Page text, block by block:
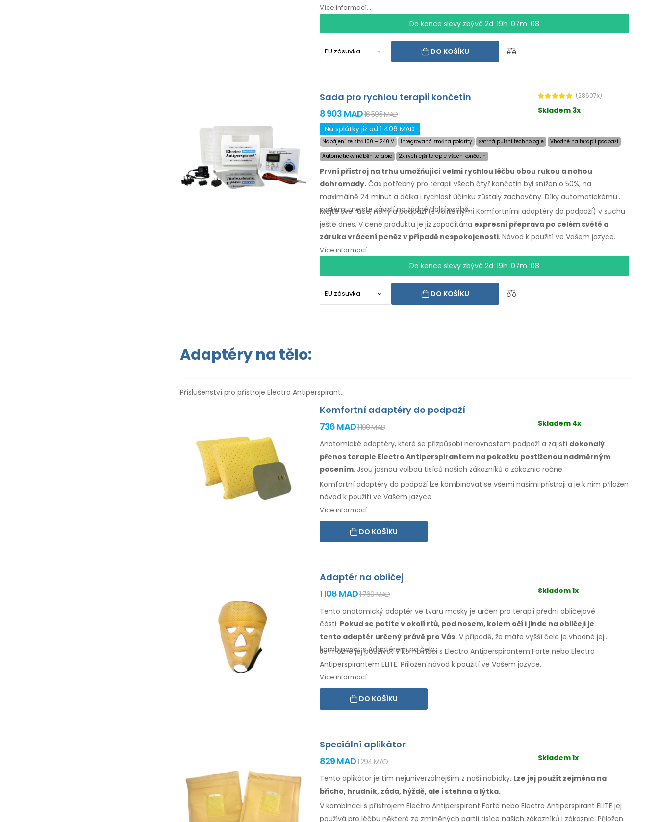
Více informací...
Do konce slevy zbývá 2d :19h :07m :07
DO KOŠÍKU
Sada pro rychlou terapii končetin (28607x)
8 903 MAD16 595 MAD
Skladem 3x
Na splátky již od 1 406 MAD
Napájení ze sítě 100 – 240 V Integrovaná změna polarity Šetrná pulzní technologie
Vhodné na terapii podpaží
Automatický náběh terapie
2x rychlejší terapie všech končetin
První přístroj na trhu umožňující velmi rychlou léčbu obou rukou a nohou
dohromady. Čas potřebný pro terapii všech čtyř končetin byl snížen o 50%, na
maximálně 24 minut a délka i rychlost účinku zůstaly zachovány. Díky automatickému
systému nejste závislí na žádné další osobě.
Mějte své ruce, nohy a podpaží (s volitelnými Komfortními adaptéry do podpaží) v suchu
ještě dnes. V ceně produktu je již započítána expresní přeprava po celém světě a
záruka vrácení peněz v případě nespokojenosti. Návod k použití ve Vašem jazyce.
Více informací...
Do konce slevy zbývá 2d :19h :07m :07
DO KOŠÍKU
Adaptéry na tělo:
Příslušenství pro přístroje Electro Antiperspirant.
Komfortní adaptéry do podpaží
736 MAD1 108 MAD Skladem 4x
Anatomické adaptéry, které se přizpůsobí nerovnostem podpaží a zajistí dokonalý
přenos terapie Electro Antiperspirantem na pokožku postiženou nadměrným
pocením. Jsou jasnou volbou tisíců našich zákazníků a zákaznic ročně.
Komfortní adaptéry do podpaží lze kombinovat se všemi našimi přístroji a je k nim přiložen
návod k použití ve Vašem jazyce.
Více informací...
DO KOŠÍKU
Adaptér na obličej
1 108 MAD1 760 MAD Skladem 1x
Tento anatomický adaptér ve tvaru masky je určen pro terapii přední obličejové
části. Pokud se potíte v okolí rtů, pod nosem, kolem očí i jinde na obličeji je
tento adaptér určený právě pro Vás. V případě, že máte vyšší čelo je vhodné jej
kombinovats Adaptéremna čelo.
Je možné jej používat v kombinaci s Electro Antiperspirantem Forte nebo Electro
Antiperspirantem ELITE. Přiložen návod k použití ve Vašem jazyce.
Více informací...
DO KOŠÍKU
Speciální aplikátor
829 MAD1 294 MAD Skladem 1x
Tento aplikátor je tím nejuniverzálnějším z naší nabídky. Lze jej použít zejména na
břicho, hrudník, záda, hýždě, ale i stehna a lýtka.
V kombinaci s přístrojem Electro Antiperspirant Forte nebo Electro Antiperspirant ELITE jej
používá pro léčbu některé ze zmíněných partií tisíce našich zákazníků i zákaznic. Přiložen